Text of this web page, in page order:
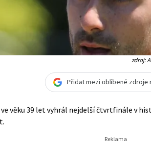
zdroj:
Přidat mezi oblíbené zdroje
ve věku 39 let vyhrál nejdelší čtvrtfinále v